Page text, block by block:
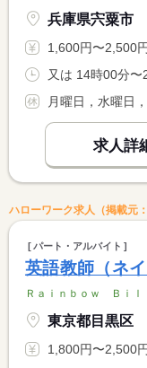
兵庫県宍粟市
1,600円〜2,500円 ※フルタイム求
又は 14時00分
求人詳
ハローワーク求人（掲載元
パート・アルバイト
英語教師（ネ
Ｒａｉｎｂｏｗ Ｂｉ
東京都目黒区
1,800円〜2,500円 ※フルタイム求